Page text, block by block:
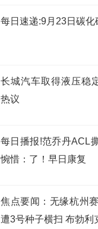
每日速递:9月23日碳
长城汽车取得液压稳
热议
每日播报!范乔丹ACL
惋惜：了！早日康复
焦点要闻：无缘杭州
遭3号种子横扫 布勃利